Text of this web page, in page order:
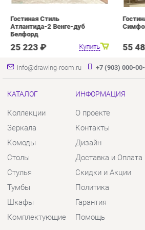
Коллекции
Зеркала
Комоды
Стулья
Комплектующие
Контакты
Дизайн
Скидки и Акции
Помощь
КОНТАКТЫ
Шоурум и склад самовывоза
Адрес: г. Екатеринбург, пер.
Базовый, 47
Телефон: +7 (903) 000-00-00
Часы работы: